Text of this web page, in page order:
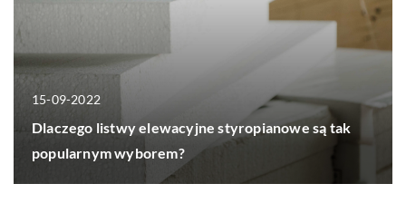
15-09-2022
Dlaczego listwy elewacyjne styropianowe są tak
popularnym wyborem?